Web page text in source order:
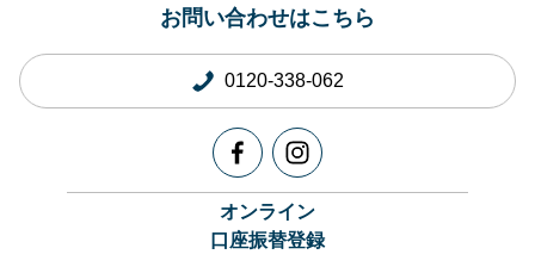
お問い合わせはこちら
0120-338-062
オンライン
口座振替登録